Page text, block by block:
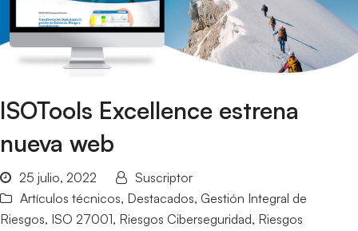
ISOTools Excellence estrena
nueva web
25 julio, 2022
Suscriptor
Artículos técnicos, Destacados, Gestión Integral de
Riesgos, ISO 27001, Riesgos Ciberseguridad, Riesgos